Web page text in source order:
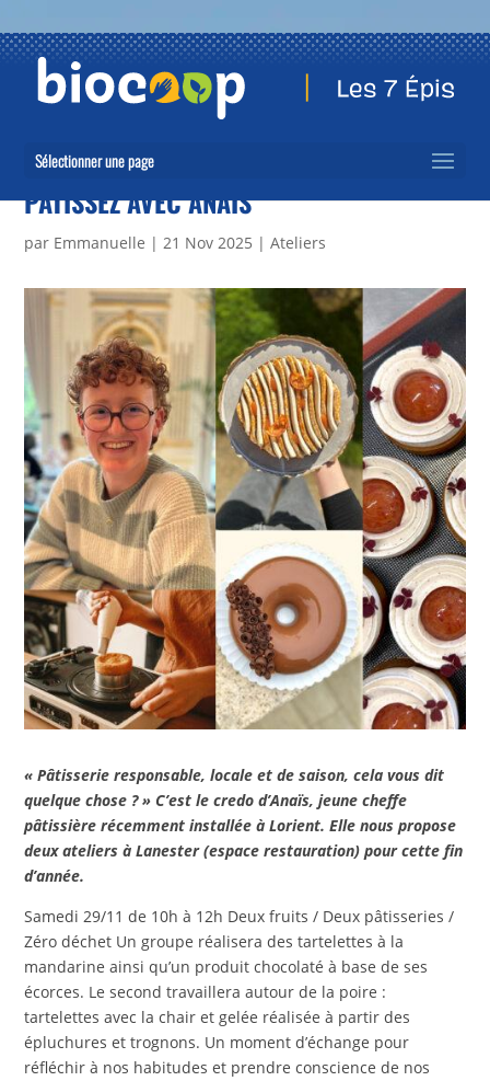
Sélectionner une page
PÂTISSEZ AVEC ANAÏS
par Emmanuelle |21 Nov 2025 |Ateliers
« Pâtisserie responsable, locale et de saison, cela vous dit
quelque chose ? » C’est le credo d’Anaïs, jeune cheffe
pâtissière récemment installée à Lorient. Elle nous propose
deux ateliers à Lanester (espace restauration) pour cette fin
d’année.
Samedi 29/11 de 10h à 12h Deux fruits / Deux pâtisseries /
Zéro déchet Un groupe réalisera des tartelettes à la
mandarine ainsi qu’un produit chocolaté à base de ses
écorces. Le second travaillera autour de la poire :
tartelettes avec la chair et gelée réalisée à partir des
épluchures et trognons. Un moment d’échange pour
réfléchir à nos habitudes et prendre conscience de nos